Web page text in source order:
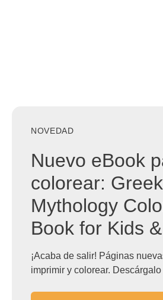
NOVEDAD
Nuevo eBook
colorear: Greek
Mythology
Book for Kids
¡Acaba de salir! Páginas
imprimir y colorear. Descárgalo